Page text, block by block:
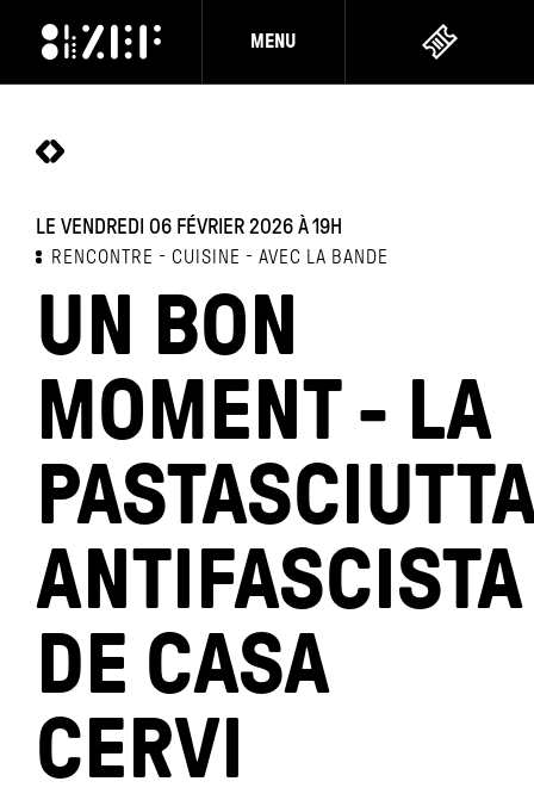
MENU
LE VENDREDI 06 FÉVRIER 2026 À 19H
RENCONTRE CUISINE AVEC LA BANDE
UN BON
MOMENT - LA
ANTIFASCISTA
DE CASA
CERVI